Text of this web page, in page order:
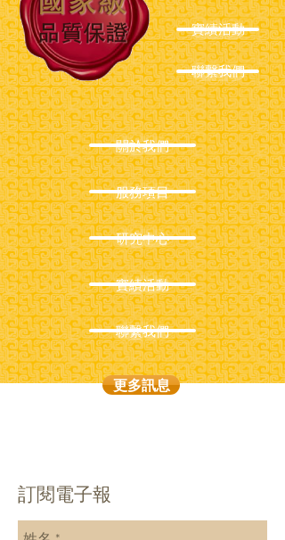
實績活動
聯繫我們
關於我們
服務項目
研究中心
實績活動
聯繫我們
更多訊息
訂閱電子報